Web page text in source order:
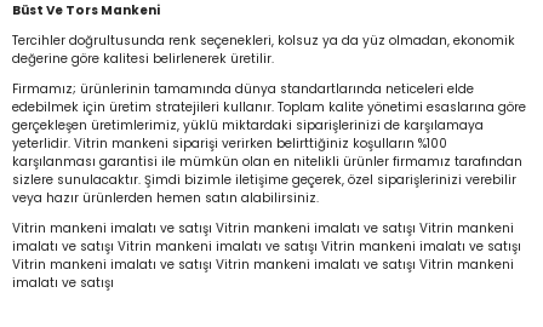
Büst Ve Tors Mankeni
Tercihler doğrultusunda renk seçenekleri, kolsuz ya da yüz olmadan, ekonomik
değerine göre kalitesi belirlenerek üretilir.
Firmamız; ürünlerinin tamamında dünya standartlarında neticeleri elde
edebilmek için üretim stratejileri kullanır. Toplam kalite yönetimi esaslarına göre
gerçekleşen üretimlerimiz, yüklü miktardaki siparişlerinizi de karşılamaya
yeterlidir. Vitrin mankeni siparişi verirken belirttiğiniz koşulların %100
karşılanması garantisi ile mümkün olan en nitelikli ürünler firmamız tarafından
sizlere sunulacaktır. Şimdi bizimle iletişime geçerek, özel siparişlerinizi verebilir
veya hazır ürünlerden hemen satın alabilirsiniz.
Vitrin mankeni imalatı ve satışı Vitrin mankeni imalatı ve satışı Vitrin mankeni
imalatı ve satışı Vitrin mankeni imalatı ve satışı Vitrin mankeni imalatı ve satışı
Vitrin mankeni imalatı ve satışı Vitrin mankeni imalatı ve satışı Vitrin mankeni
imalatı ve satışı